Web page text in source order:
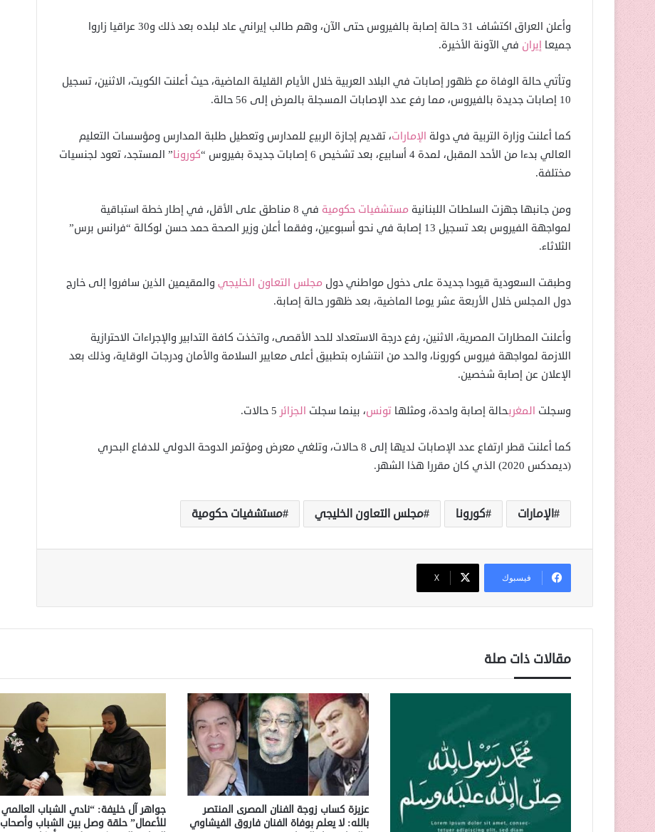
وأعلن العراق اكتشاف 31 حالة إصابة بالفيروس حتى الآن، وهم طالب إيراني عاد لبلده بعد ذلك و30 عراقيا زاروا
جميعا إيران في الآونة الأخيرة.
وتأتي حالة الوفاة مع ظهور إصابات في البلاد العربية خلال الأيام القليلة الماضية، حيث أعلنت الكويت، الاثنين، تسجيل
10 إصابات جديدة بالفيروس، مما رفع عدد الإصابات المسجلة بالمرض إلى 56 حالة.
كما أعلنت وزارة التربية في دولة الإمارات، تقديم إجازة الربيع للمدارس وتعطيل طلبة المدارس ومؤسسات التعليم
العالي بدءا من الأحد المقبل، لمدة 4 أسابيع، بعد تشخيص 6 إصابات جديدة بفيروس “
كورونا” المستجد، تعود لجنسيات
مختلفة.
ومن جانبها جهزت السلطات اللبنانيةمستشفيات حكومية
في 8 مناطق على الأقل، في إطار خطة استباقية
لمواجهة الفيروس بعد تسجيل 13 إصابة في نحو أسبوعين، وفقما أعلن وزير الصحة حمد حسن لوكالة “فرانس برس”
الثلاثاء.
وطبقت السعودية قيودا جديدة على دخول مواطني دول مجلس التعاون الخليجي والمقيمين الذين سافروا إلى خارج
دول المجلس خلال الأربعة عشر يوما الماضية، بعد ظهور حالة إصابة.
وأعلنت المطارات المصرية، الاثنين، رفع درجة الاستعداد للحد الأقصى، واتخذت كافة التدابير والإجراءات الاحترازية
اللازمة لمواجهة فيروس كورونا، والحد من انتشاره بتطبيق أعلى معايير السلامة والأمان ودرجات الوقاية، وذلك بعد
الإعلان عن إصابة شخصين.
وسجلت المغربحالة إصابة واحدة، ومثلها تونس، بينما سجلت الجزائر 5 حالات.
كما أعلنت قطر ارتفاع عدد الإصابات لديها إلى 8 حالات، وتلغي معرض ومؤتمر الدوحة الدولي للدفاع البحري
(ديمدكس 2020) الذي كان مقررا هذا الشهر.
الإمارات كورونا مجلس التعاون الخليجي مستشفيات حكومية
فيسبوك ‫X
مقالات ذات صلة
عزيزة كساب زوجة الفنان المصرى المنتصر
بالله: لا يعلم بوفاة الفنان فاروق الفيشاوي
جواهر آل خليفة: “نادي الشباب العالمي
للأعمال” حلقة وصل بين الشباب وأصحاب